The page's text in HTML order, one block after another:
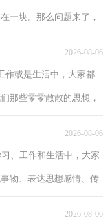
一块。那么问题来了，
2026-08-06
作或是生活中，大家都
那些零零散散的思想，
2026-08-06
、工作和生活中，大家
物、表达思想感情、传
2026-08-06